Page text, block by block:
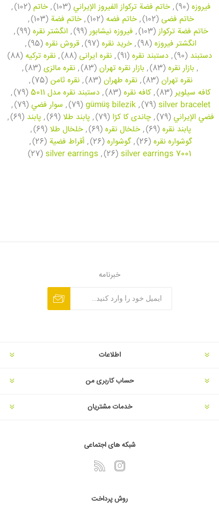
فیروزه (90)
, خاتم فضة تركواز الفيروز الإيراني (103)
, خاتم (102)
,
خاتم فضی (102)
, خاتم فضه (102)
, خاتم فضة (103)
,
خاتم فضة تركواز (103)
, فیروزه نیشابور (99)
, انگشتر نقره (99)
,
انگشتر فیروزه (98)
, خرید نقره (97)
, قروش نقره (95)
,
دستبند (90)
, دستبند نقره (91)
, نقره ایرانی (88)
, نقره ترکیه (88)
, بازار نقره (83)
, بازار نقره تهران (83)
, نقره مالزی (83)
,
نقره تهران (83)
, نقره طهران (83)
, نقره ثامن (75)
,
کافه سیلویر (83)
, کافه نقره (83)
, دستبند نقره مدل 5011 (79)
,
silver bracelet
(79)
,
gümüş bilezik
(79)
, سوار فضي (79)
,
فضي الإيراني (79)
, چاندی کا کڑا (79)
, پابند طلا (69)
, پابند (69)
,
پابند نقره (69)
, خلخال نقره (69)
, خلخال طلا (69)
,
گوشواره نقره (26)
, گوشواره (26)
, أقراط فضية (26)
,
silver earrings 7001
(26)
,
silver earrings
(27)
خبرنامه
اطلاعات
حساب کاربری من
خدمات مشتریان
شبکه های اجتماعی
روش پرداخت